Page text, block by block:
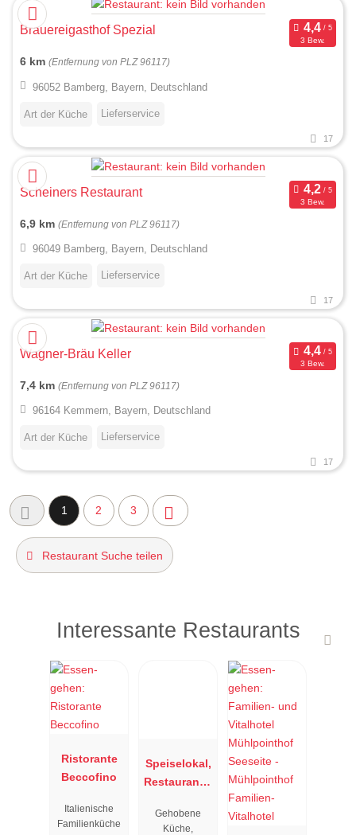
Brauereigasthof Spezial
3 Bew.
6 km (Entfernung von PLZ 96117)
96052 Bamberg, Bayern, Deutschland
Art der Küche Lieferservice
17
Scheiners Restaurant
3 Bew.
6,9 km (Entfernung von PLZ 96117)
96049 Bamberg, Bayern, Deutschland
Art der Küche Lieferservice
17
Wagner-Bräu Keller
3 Bew.
7,4 km (Entfernung von PLZ 96117)
96164 Kemmern, Bayern, Deutschland
Art der Küche Lieferservice
17
1 2 3
Restaurant Suche teilen
Interessante Restaurants
Ristorante
Beccofino
Italienische
Familienküche
Speiselokal,
Restaurant "
"
Gehobene
Küche,